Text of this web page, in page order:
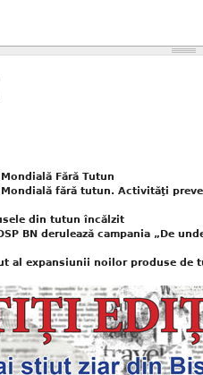
Fără Tutun
fără tutun. Activităţi
din tutun încălzit
BN derulează campania „De
al expansiunii noilor produse de